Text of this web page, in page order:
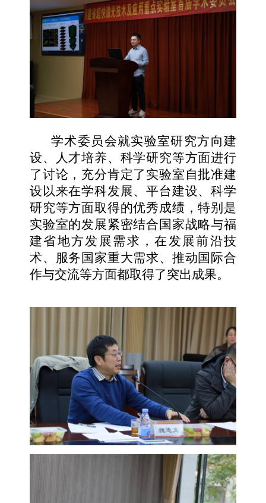
学术委员会就实验室研究方向建
设、人才培养、科学研究等方面进行
了讨论，充分肯定了实验室自批准建
设以来在学科发展、平台建设、科学
研究等方面取得的优秀成绩，特别是
实验室的发展紧密结合国家战略与福
建省地方发展需求，在发展前沿技
术、服务国家重大需求、推动国际合
作与交流等方面都取得了突出成果。